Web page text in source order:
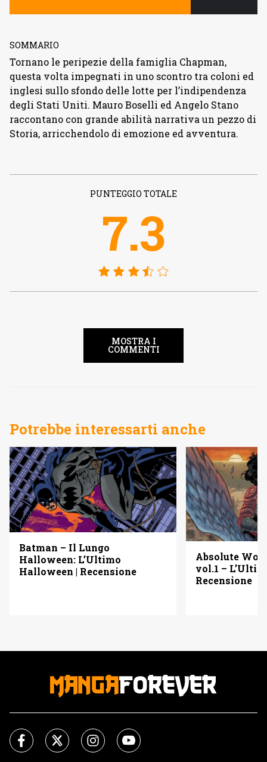
SOMMARIO
Tornano le peripezie della famiglia Chapman,
questa volta impegnati in uno scontro tra coloni ed
inglesi sullo sfondo delle lotte per l’indipendenza
degli Stati Uniti. Mauro Boselli ed Angelo Stano
raccontano con grande abilità narrativa un pezzo di
Storia, arricchendolo di emozione ed avventura.
PUNTEGGIO TOTALE
7.3
MOSTRA I
COMMENTI
Potrebbe interessarti anche
Batman – Il Lungo
Halloween: L’Ultimo
Halloween | Recensione
Absolute
vol.1 –
Recensione